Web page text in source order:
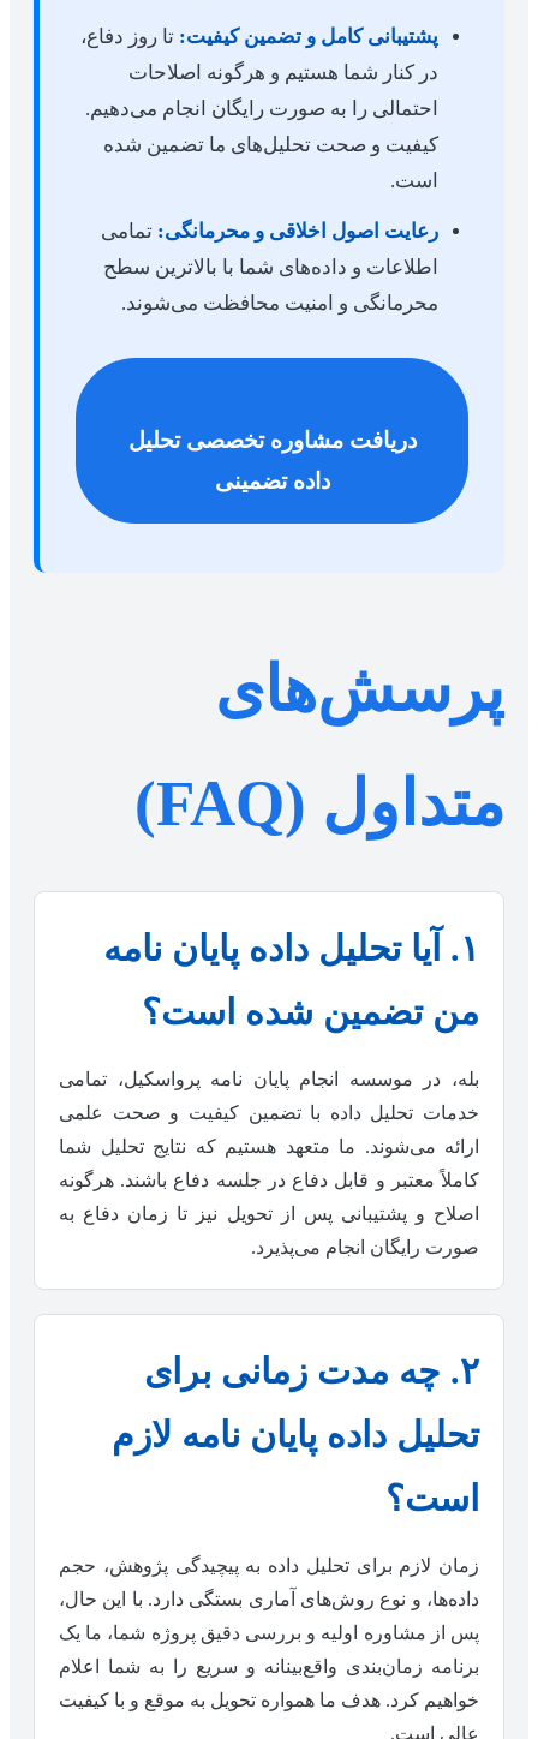
پشتیبانی کامل و تضمین کیفیت: تا روز دفاع،
در کنار شما هستیم و هرگونه اصلاحات
احتمالی را به صورت رایگان انجام می‌دهیم.
کیفیت و صحت تحلیل‌های ما تضمین شده
است.
رعایت اصول اخلاقی و محرمانگی: تمامی
اطلاعات و داده‌های شما با بالاترین سطح
محرمانگی و امنیت محافظت می‌شوند.
دریافت مشاوره تخصصی تحلیل
داده تضمینی
پرسش‌های
متداول (FAQ)
۱. آیا تحلیل داده پایان نامه
من تضمین شده است؟
بله، در موسسه انجام پایان نامه پرواسکیل، تمامی
خدمات تحلیل داده با تضمین کیفیت و صحت علمی
ارائه می‌شوند. ما متعهد هستیم که نتایج تحلیل شما
کاملاً معتبر و قابل دفاع در جلسه دفاع باشند. هرگونه
اصلاح و پشتیبانی پس از تحویل نیز تا زمان دفاع به
صورت رایگان انجام می‌پذیرد.
۲. چه مدت زمانی برای
تحلیل داده پایان نامه لازم
است؟
زمان لازم برای تحلیل داده به پیچیدگی پژوهش، حجم
داده‌ها، و نوع روش‌های آماری بستگی دارد. با این حال،
پس از مشاوره اولیه و بررسی دقیق پروژه شما، ما یک
برنامه زمان‌بندی واقع‌بینانه و سریع را به شما اعلام
خواهیم کرد. هدف ما همواره تحویل به موقع و با کیفیت
عالی است.